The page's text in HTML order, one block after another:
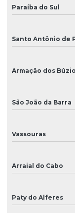
Peça para ampla
Peça para
Peças para
Peças para plotter
Peças de reposição
Paraíba do Sul
Santo Antônio de
Armação dos
São João da Barra
Vassouras
Arraial do Cabo
Paty do Alferes